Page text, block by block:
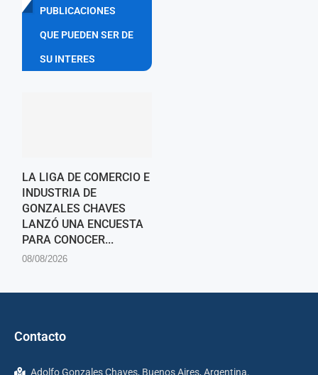
PUBLICACIONES
QUE PUEDEN SER DE
SU INTERES
LA LIGA DE COMERCIO E
INDUSTRIA DE
GONZALES CHAVES
LANZÓ UNA ENCUESTA
PARA CONOCER...
08/08/2026
Contacto
Adolfo Gonzales Chaves, Buenos Aires, Argentina.